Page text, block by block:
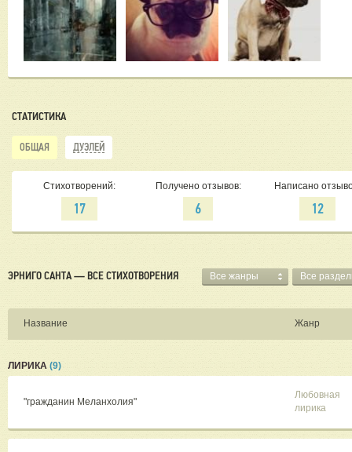
СТАТИСТИКА
ОБЩАЯ ДУЭЛЕЙ
Стихотворений:
17
Получено отзывов:
6
Написано
12
ЭРНИГО САНТА — ВСЕ СТИХОТВОРЕНИЯ Все жанры Все
Название Жанр
ЛИРИКА (9)
"гражданин Меланхолия"
Любовная
лирика